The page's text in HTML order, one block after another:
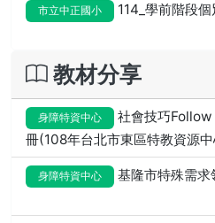
市立中正國小
114_學前階段
教材分享
身障特資中心
社會技巧Follow
冊(108年台北市東區特教資源
身障特資中心
基隆市特殊需求